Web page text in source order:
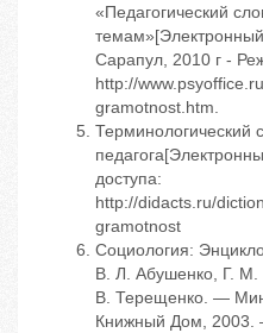
«Педагогический
Сарапул, 2010 г -
http://
gramotnost.htm.
Терминологический
доступа:
http://didacts.ru/
gramotnost
Социология:
В. Л. Абушенко, Г. М.
В. Терещенко. —
Книжный Дом, 2003.